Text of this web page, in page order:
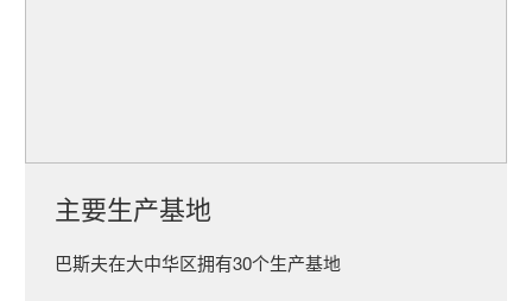
主要生产基地
巴斯夫在大中华区拥有30个生产基地